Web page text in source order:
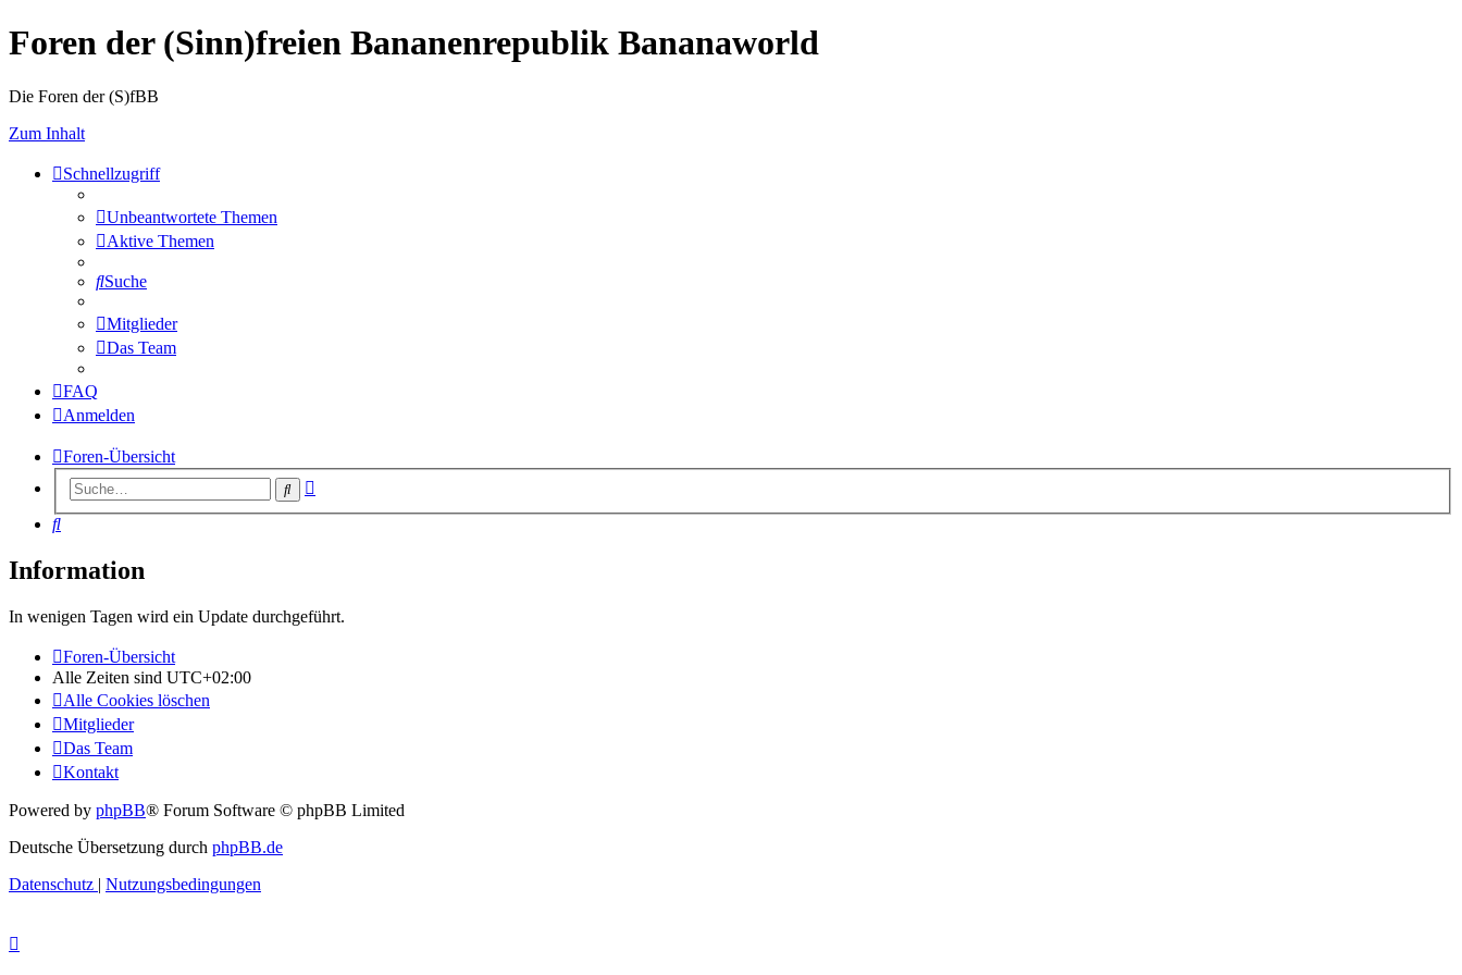
Foren der (Sinn)freien Bananenrepublik Bananaworld
Die Foren der (S)fBB
Zum Inhalt
Schnellzugriff
Unbeantwortete Themen
Aktive Themen
Suche
Mitglieder
Das Team
FAQ
Anmelden
Foren-Übersicht
Suche
Suche
Information
In wenigen Tagen wird ein Update durchgeführt.
Foren-Übersicht
Alle Zeiten sind UTC+02:00
Alle Cookies löschen
Mitglieder
Das Team
Kontakt
Powered by phpBB® Forum Software © phpBB Limited
Deutsche Übersetzung durch phpBB.de
Datenschutz | Nutzungsbedingungen